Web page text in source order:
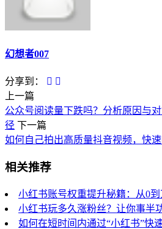
幻想者007
分享到：
上一篇
公众号阅读量下跌吗？分析原因与
径 下一篇
如何自己拍出高质量抖音视频，快
相关推荐
小红书账号权重提升秘籍：从0
小红书玩多久涨粉丝？让你事半
如何在短时间内通过“小红书”快